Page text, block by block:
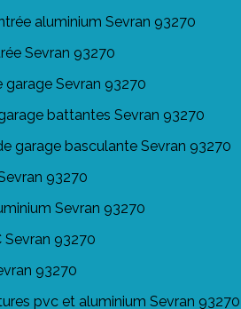
aluminium Sevran 93270
Sevran 93270
Sevran 93270
battantes Sevran 93270
garage basculante Sevran 93270
93270
Sevran 93270
Sevran 93270
93270
pvc et aluminium Sevran 93270